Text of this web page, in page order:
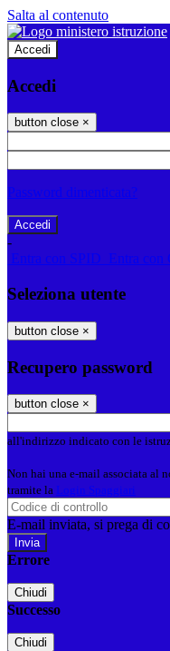
Salta al contenuto
Accedi
Accedi
button close ×
Password dimenticata?
-
Entra con SPID
Entra con
Seleziona utente
button close ×
Recupero password
button close ×
all'indirizzo indicato con le
Non hai una e-mail associata al
tramite la Login Spaggiari
E-mail inviata, si prega di
Errore
Chiudi
Successo
Chiudi